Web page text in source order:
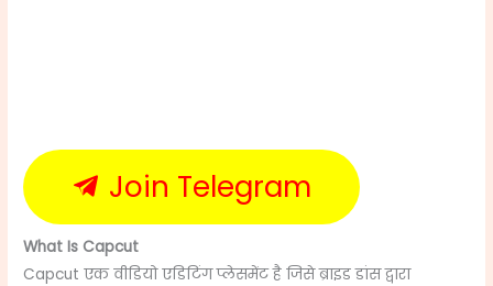
Join Telegram
What Is Capcut
Capcut एक वीडियो एडिटिंग प्लेसमेंट है जिसे ब्राइड डांस द्वारा